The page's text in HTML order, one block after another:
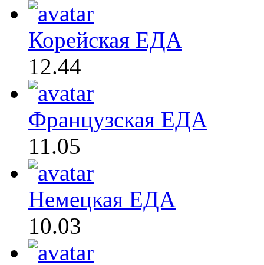
Корейская ЕДА
12.44
Французская ЕДА
11.05
Немецкая ЕДА
10.03